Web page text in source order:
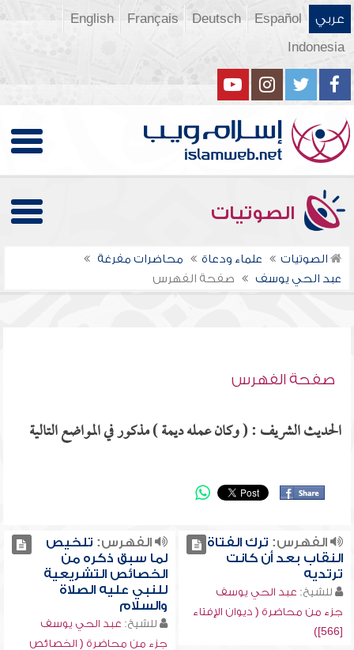
عربي Español
Deutsch
Français
English
Indonesia
الصوتيات
الصوتيات علماء ودعاة
محاضرات مفرغة
عبد الحي يوسف
صفحة الفهرس
صفحة الفهرس
الحديث الشريف : ( وكان عمله ديمة ) مذكور في المواضع التالية
الفهرس: ترك الفتاة
النقاب بعد أن كانت
ترتديه
للشيخ: عبد الحي يوسف
جزء من محاضرة ( ديوان الإفتاء
[566])
الفهرس: تلخيص
لما سبق ذكره من
الخصائص التشريعية
للنبي عليه الصلاة
والسلام
للشيخ: عبد الحي يوسف
جزء من محاضرة ( الخصائص